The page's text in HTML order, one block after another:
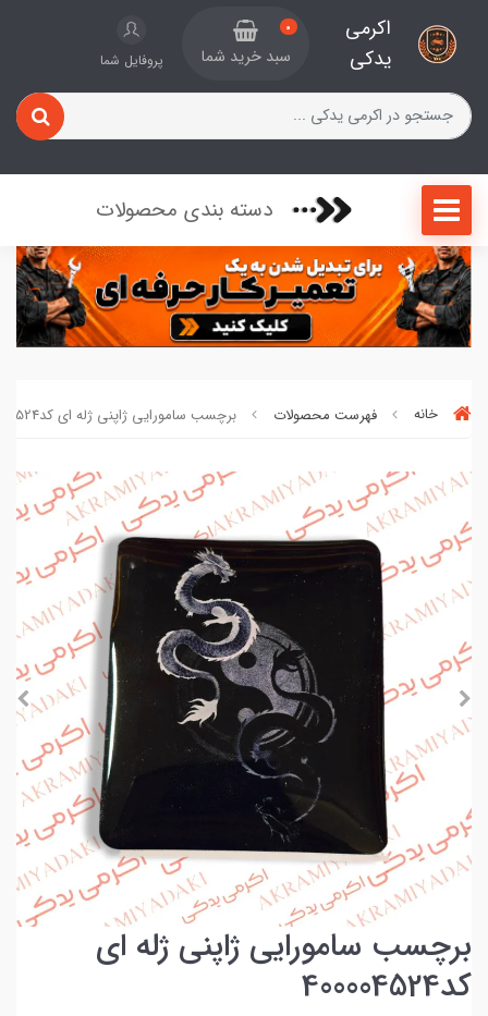
اکرمی
یدکی
0
سبد خرید شما پروفایل شما
دسته بندی محصولات
خانه فهرست محصولات برچسب سامورایی ژاپنی ژله ای کد400004524
برچسب سامورایی ژاپنی ژله ای
کد400004524